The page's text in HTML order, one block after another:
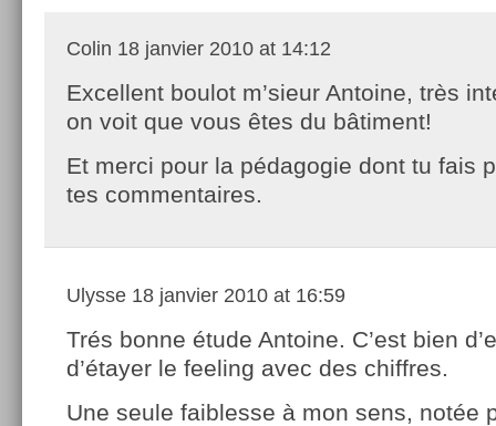
Colin 18 janvier 2010 at 14:12
Excellent boulot m’sieur Antoine, très
on voit que vous êtes du bâtiment!
Et merci pour la pédagogie dont tu fais
tes commentaires.
Ulysse 18 janvier 2010 at 16:59
Trés bonne étude Antoine. C’est bien
d’étayer le feeling avec des chiffres.
Une seule faiblesse à mon sens, notée